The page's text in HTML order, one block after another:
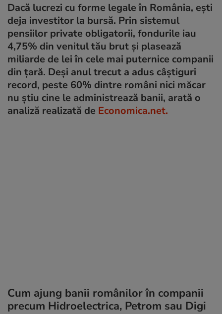
Dacă lucrezi cu forme legale în România, ești
deja investitor la bursă. Prin sistemul
pensiilor private obligatorii, fondurile iau
4,75% din venitul tău brut și plasează
miliarde de lei în cele mai puternice companii
din țară. Deși anul trecut a adus câștiguri
record, peste 60% dintre români nici măcar
nu știu cine le administrează banii, arată o
analiză realizată de Economica.net.
Cum ajung banii românilor în companii
precum Hidroelectrica, Petrom sau Digi